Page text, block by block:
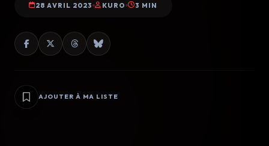
28 AVRIL 2023 KURO 3 MIN
AJOUTER À MA LISTE